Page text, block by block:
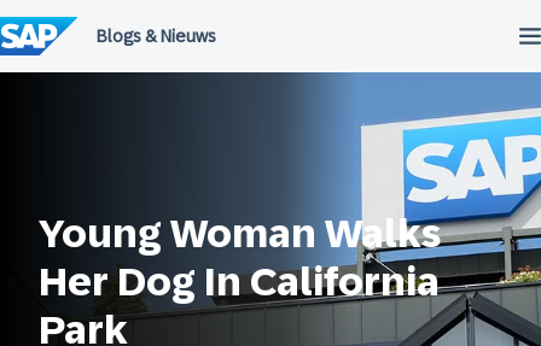
naar
de
inhoud
Young Woman Walks
Her Dog In California
Park